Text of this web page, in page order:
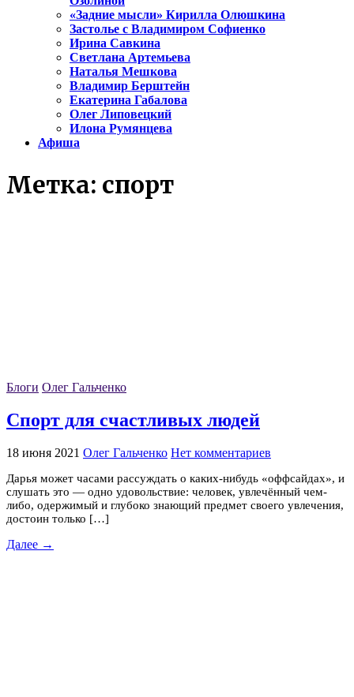
«Задние мысли» Кирилла Олюшкина
Застолье с Владимиром Софиенко
Ирина Савкина
Светлана Артемьева
Наталья Мешкова
Владимир Берштейн
Екатерина Габалова
Олег Липовецкий
Илона Румянцева
Афиша
Метка: спорт
Блоги Олег Гальченко
Спорт для счастливых людей
18 июня 2021 Олег Гальченко Нет комментариев
Дарья может часами рассуждать о каких-нибудь «оффсайдах», и
слушать это — одно удовольствие: человек, увлечённый чем-
либо, одержимый и глубоко знающий предмет своего увлечения,
достоин только […]
Далее →